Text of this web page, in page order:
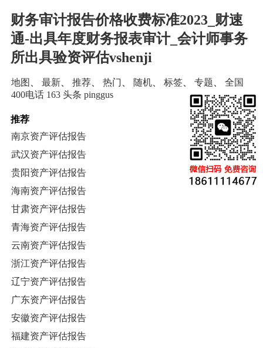
财务审计报告价格收费标准2023_财速
通-出具年度财务报表审计_会计师事务
所出具验资评估vshenji
地图 最新 推荐 热门 随机 标签 专题
全国
400电话 163 头条 pinggus
推荐
南京资产评估报告
武汉资产评估报告
贵阳资产评估报告
海南资产评估报告
甘肃资产评估报告
青海资产评估报告
云南资产评估报告
浙江资产评估报告
辽宁资产评估报告
广东资产评估报告
安徽资产评估报告
福建资产评估报告